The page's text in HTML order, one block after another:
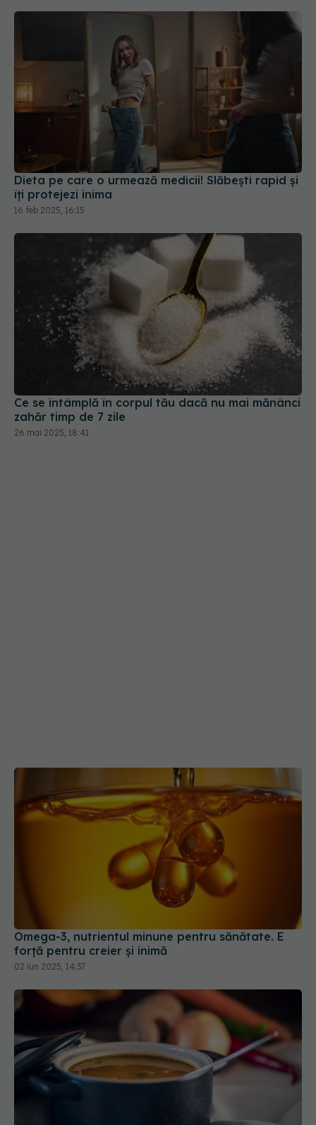
Dieta pe care o urmează medicii! Slăbești rapid și
îți protejezi inima
16 feb 2025, 16:15
Ce se întâmplă în corpul tău dacă nu mai mănânci
zahăr timp de 7 zile
26 mai 2025, 18:41
Omega-3, nutrientul minune pentru sănătate. E
forță pentru creier și inimă
02 iun 2025, 14:37